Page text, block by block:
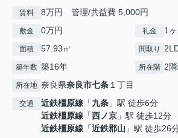
賃料 8万円 管理/共益費 5,000円
敷金 0万円 礼金 1ヶ
面積 57.93㎡ 間取り
築年数 築16年 所在階 2
所在地 奈良県奈良市七条 １丁目
交通 近鉄橿原線 「九条 」駅 徒歩6分
近鉄橿原線 「西ノ京 」駅 徒歩12分
近鉄橿原線 「近鉄郡山 」駅 徒歩26